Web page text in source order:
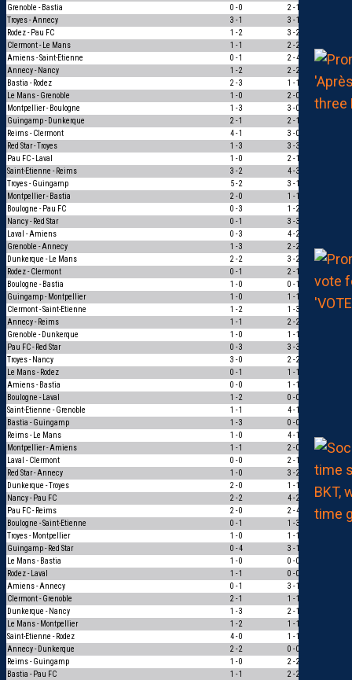
Grenoble - Bastia
0 - 0 2 - 1
Troyes - Annecy
3 - 1 3 - 1
Rodez - Pau FC
1 - 2 3 - 2
Clermont - Le Mans
1 - 1 2 - 2
Amiens - Saint-Etienne
0 - 1 2 - 4
1
Annecy - Nancy
1 - 2 2 - 2
Bastia - Rodez
2 - 3 1 - 1
0
Le Mans - Grenoble
1 - 0 2 - 0
Montpellier - Boulogne
1 - 3 3 - 0
0
Guingamp - Dunkerque
2 - 1 2 - 1
Reims - Clermont
4 - 1 3 - 0
Red Star - Troyes
1 - 3 3 - 3
Pau FC - Laval
1 - 0 2 - 1
Saint-Etienne - Reims
3 - 2 4 - 3
Troyes - Guingamp
5 - 2 3 - 1
Montpellier - Bastia
2 - 0 1 - 1
Boulogne - Pau FC
0 - 3 1 - 2
Nancy - Red Star
0 - 1 3 - 3
Laval - Amiens
0 - 3 4 - 2
Grenoble - Annecy
1 - 3 2 - 2
Dunkerque - Le Mans
2 - 2 3 - 2
0
Rodez - Clermont
0 - 1 2 - 1
Boulogne - Bastia
1 - 0 0 - 1
0
Guingamp - Montpellier
1 - 0 1 - 1
0
Clermont - Saint-Etienne
1 - 2 1 - 3
1
Annecy - Reims
1 - 1 2 - 2
Grenoble - Dunkerque
1 - 0 1 - 1
Pau FC - Red Star
0 - 3 3 - 3
Troyes - Nancy
3 - 0 2 - 2
Le Mans - Rodez
0 - 1 1 - 1
Amiens - Bastia
0 - 0 1 - 1
Boulogne - Laval
1 - 2 0 - 0
Saint-Etienne - Grenoble
1 - 1 4 - 1
Bastia - Guingamp
1 - 3 0 - 0
Reims - Le Mans
1 - 0 4 - 1
Montpellier - Amiens
1 - 1 2 - 0
0
Laval - Clermont
0 - 0 2 - 1
Red Star - Annecy
1 - 0 3 - 2
1
Dunkerque - Troyes
2 - 0 1 - 1
0
Nancy - Pau FC
2 - 2 4 - 2
0
Pau FC - Reims
2 - 0 2 - 4
0
Boulogne - Saint-Etienne
0 - 1 1 - 3
Troyes - Montpellier
1 - 0 1 - 1
Guingamp - Red Star
0 - 4 3 - 1
Le Mans - Bastia
1 - 0 0 - 0
Rodez - Laval
1 - 1 0 - 0
Amiens - Annecy
0 - 1 3 - 1
Clermont - Grenoble
2 - 1 1 - 1
Dunkerque - Nancy
1 - 3 2 - 1
Le Mans - Montpellier
1 - 2 1 - 1
Saint-Etienne - Rodez
4 - 0 1 - 1
Annecy - Dunkerque
2 - 2 0 - 0
Reims - Guingamp
1 - 0 2 - 2
Bastia - Pau FC
1 - 1 2 - 2